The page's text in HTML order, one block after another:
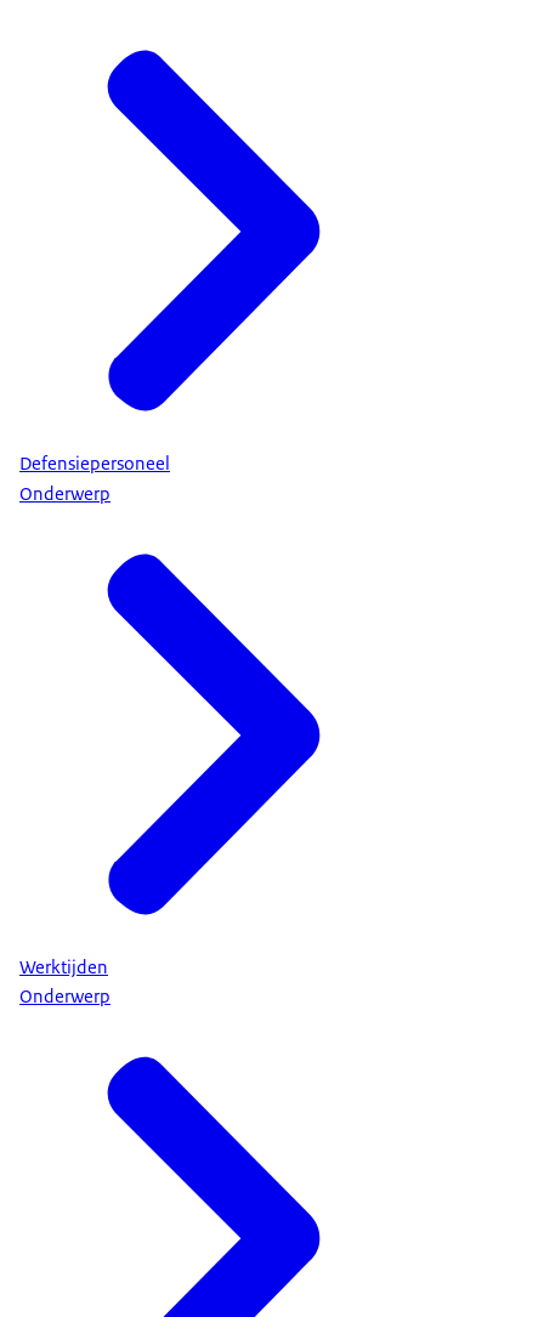
Defensiepersoneel
Onderwerp
Werktijden
Onderwerp